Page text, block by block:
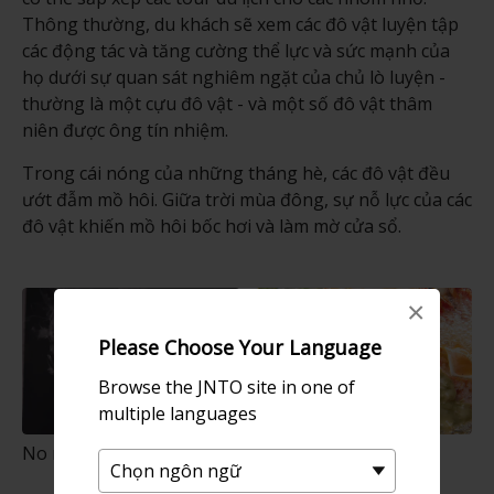
Please Choose Your Language
Browse the JNTO site in one of
multiple languages
×
Thông thường, du khách sẽ xem các đô vật luyện tập
các động tác và tăng cường thể lực và sức mạnh của
họ dưới sự quan sát nghiêm ngặt của chủ lò luyện -
thường là một cựu đô vật - và một số đô vật thâm
niên được ông tín nhiệm.
Trong cái nóng của những tháng hè, các đô vật đều
ướt đẫm mồ hôi. Giữa trời mùa đông, sự nỗ lực của các
đô vật khiến mồ hôi bốc hơi và làm mờ cửa sổ.
No nê với lẩu chanko nabe